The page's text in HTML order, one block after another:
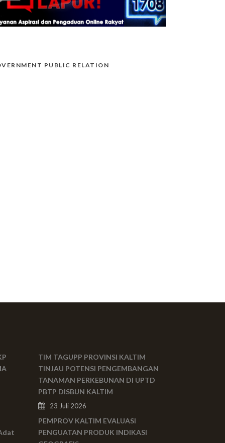
PUBLIC RELATION
TIM TAGUPP PROVINSI KALTIM
TINJAU POTENSI PENGEMBANGAN
TANAMAN PERKEBUNAN DI UPTD
PBTP DISBUN KALTIM
23 Juli 2026
PEMPROV KALTIM EVALUASI
PENGUATAN PRODUK INDIKASI